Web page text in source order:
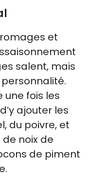
et
salent, mais
une fois les
ajouter les
du poivre, et
noix de
de piment